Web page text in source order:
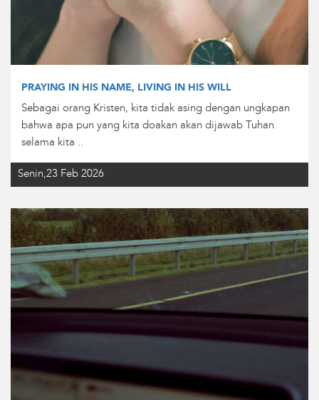
PRAYING IN HIS NAME, LIVING IN HIS WILL
Sebagai orang Kristen, kita tidak asing dengan ungkapan
bahwa apa pun yang kita doakan akan dijawab Tuhan
selama kita ..
Senin,23 Feb 2026